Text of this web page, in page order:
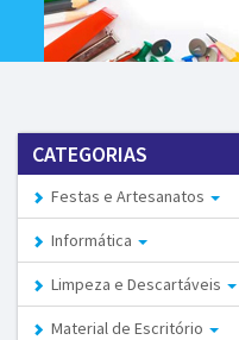
CATEGORIAS
Festas e Artesanatos
Informática
Limpeza e Descartáveis
Material de Escritório